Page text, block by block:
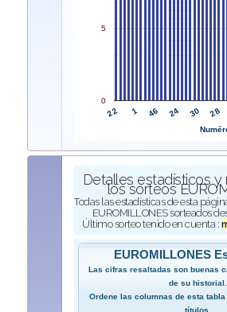
22 1 46 24 30 28
0
5
Detalles estadísticos
los sorteos
Todas las estadísticas de esta
EUROMILLONES sorteados
Último sorteo tenido en cuenta :
EUROMILLONES
Las cifras resaltadas son buenas
de su historial.
Ordene las columnas de esta
títulos.